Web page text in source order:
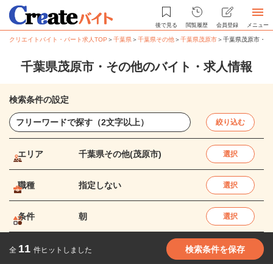
後で見る 閲覧履歴 会員登録 メニュー
クリエイトバイト・パート求人TOP ＞千葉県＞千葉県その他＞千葉県茂原市＞千葉県茂原市・
千葉県茂原市・その他のバイト・求人情報
検索条件の設定
絞り込む
エリア 千葉県その他(茂原市) 選択
職種 指定しない 選択
条件 朝 選択
全 11 件ヒットしました 検索条件を保存